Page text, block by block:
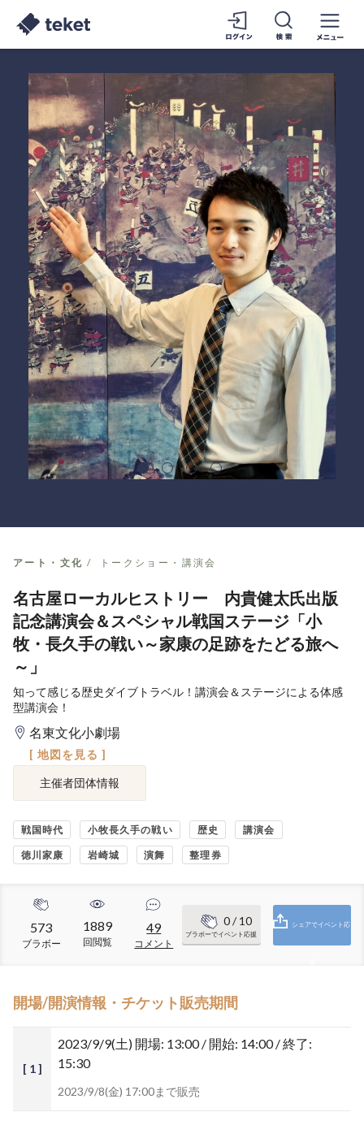
アート・文化 トークショー・講演会
名古屋ローカルヒストリー 内貴健太氏出版
記念講演会＆スペシャル戦国ステージ「小
牧・長久手の戦い～家康の足跡をたどる旅へ
～」
知って感じる歴史ダイブトラベル！講演会＆ステージによる体感
型講演会！
名東文化小劇場
[ 地図を見る ]
主催者団体情報
戦国時代 小牧長久手の戦い 歴史 講演会
徳川家康 岩崎城 演舞 整理券
573
ブラボー
1889
回閲覧
49
コメント
0/ 10
ブラボーでイベント応援
シェアでイベント応
開場/開演情報・チケット販売期間
[ 1 ]
2023/9/9(土) 開場: 13:00 / 開始: 14:00 / 終了:
15:30
2023/9/8(金) 17:00まで販売